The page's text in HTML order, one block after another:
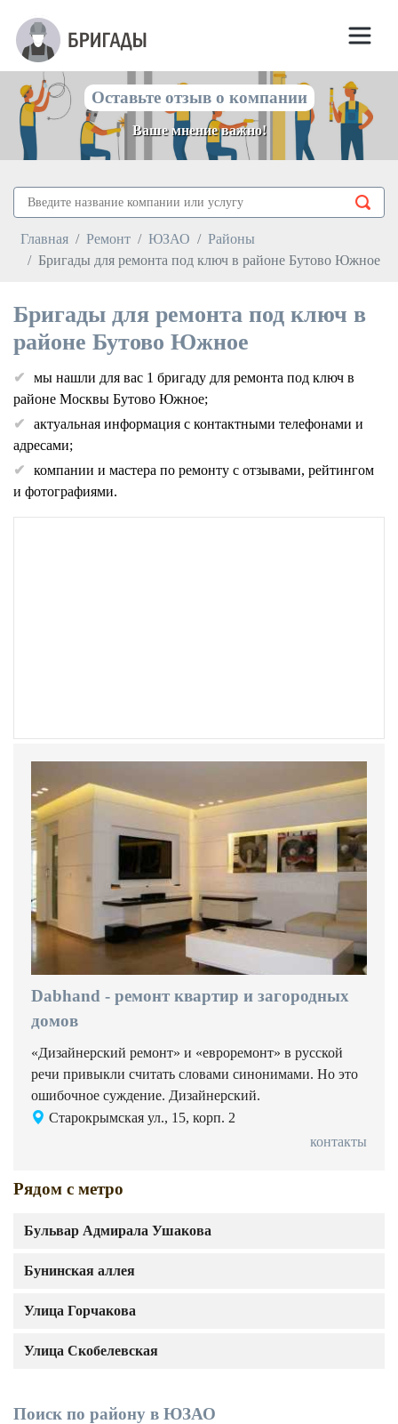
Оставьте отзыв о компании
Ваше мнение важно!
Главная Ремонт ЮЗАО
Районы
Бригады для ремонта под ключ в районе Бутово Южное
Поиск по району в ЮЗАО
Бригады для ремонта под ключ в
районе Бутово Южное
мы нашли для вас 1 бригаду для ремонта под ключ в
районе Москвы Бутово Южное;
актуальная информация с контактными телефонами и
адресами;
компании и мастера по ремонту с отзывами, рейтингом
и фотографиями.
Dabhand - ремонт квартир и загородных
домов
«Дизайнерский ремонт» и «евроремонт» в русской
речи привыкли считать словами синонимами. Но это
ошибочное суждение. Дизайнерский.
Старокрымская ул., 15, корп. 2
контакты
Рядом с метро
Бульвар Адмирала Ушакова
Бунинская аллея
Улица Горчакова
Улица Скобелевская